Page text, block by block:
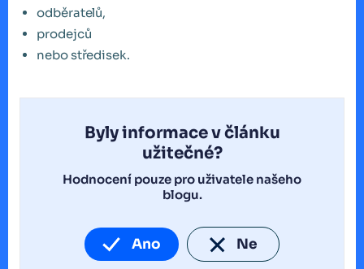
odběratelů,
prodejců
nebo středisek.
Byly informace v článku
užitečné?
Hodnocení pouze pro uživatele našeho
blogu.
Ano Ne